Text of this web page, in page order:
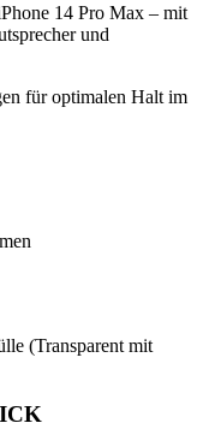
14 Pro Max – mit
und
für optimalen Halt im
(Transparent mit